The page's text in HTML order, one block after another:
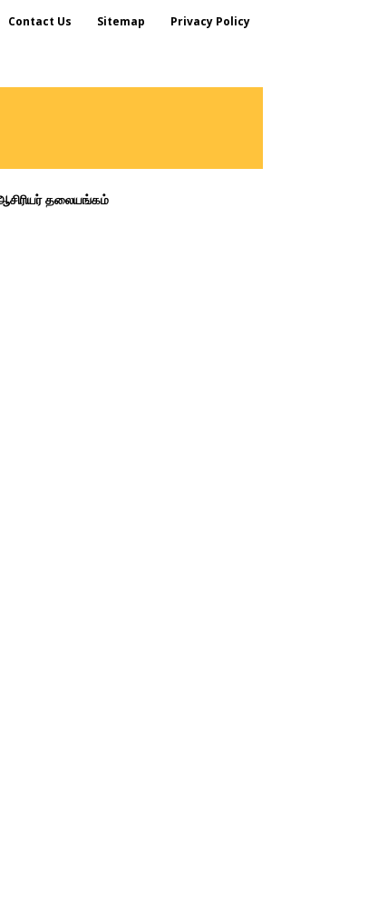
Contact Us Sitemap Privacy Policy
தலையங்கம்